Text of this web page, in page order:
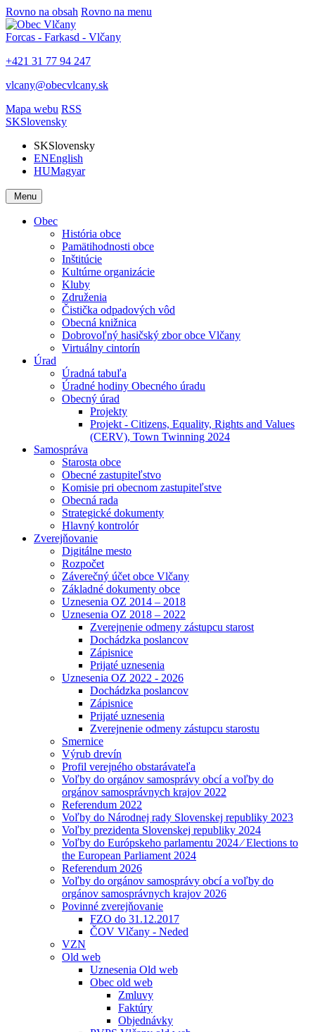
Rovno na obsah Rovno na menu
Forcas - Farkasd - Vlčany
+421 31 77 94 247
vlcany@obecvlcany.sk
Mapa webu RSS
SKSlovensky
SKSlovensky
ENEnglish
HUMagyar
Menu
Obec
História obce
Pamätihodnosti obce
Inštitúcie
Kultúrne organizácie
Kluby
Združenia
Čistička odpadových vôd
Obecná knižnica
Dobrovoľný hasičský zbor obce Vlčany
Virtuálny cintorín
Úrad
Úradná tabuľa
Úradné hodiny Obecného úradu
Obecný úrad
Projekty
Projekt - Citizens, Equality, Rights and Values
(CERV), Town Twinning 2024
Samospráva
Starosta obce
Obecné zastupiteľstvo
Komisie pri obecnom zastupiteľstve
Obecná rada
Strategické dokumenty
Hlavný kontrolór
Zverejňovanie
Digitálne mesto
Rozpočet
Záverečný účet obce Vlčany
Základné dokumenty obce
Uznesenia OZ 2014 – 2018
Uznesenia OZ 2018 – 2022
Zverejnenie odmeny zástupcu starost
Dochádzka poslancov
Zápisnice
Prijaté uznesenia
Uznesenia OZ 2022 - 2026
Dochádzka poslancov
Zápisnice
Prijaté uznesenia
Zverejnenie odmeny zástupcu starostu
Smernice
Výrub drevín
Profil verejného obstarávateľa
Voľby do orgánov samosprávy obcí a voľby do
orgánov samosprávnych krajov 2022
Referendum 2022
Voľby do Národnej rady Slovenskej republiky 2023
Voľby prezidenta Slovenskej republiky 2024
Voľby do Európskeho parlamentu 2024 ⁄ Elections to
the European Parliament 2024
Referendum 2026
Voľby do orgánov samosprávy obcí a voľby do
orgánov samosprávnych krajov 2026
Povinné zverejňovanie
FZO do 31.12.2017
ČOV Vlčany - Neded
VZN
Old web
Uznesenia Old web
Obec old web
Zmluvy
Faktúry
Objednávky